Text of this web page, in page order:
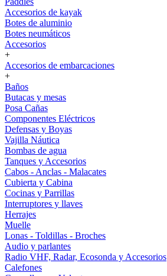
Accesorios de kayak
Botes de aluminio
Botes neumáticos
Accesorios
+
Accesorios de embarcaciones
+
Baños
Butacas y mesas
Posa Cañas
Componentes Eléctricos
Defensas y Boyas
Vajilla Náutica
Bombas de agua
Tanques y Accesorios
Cabos - Anclas - Malacates
Cubierta y Cabina
Cocinas y Parrillas
Interruptores y llaves
Herrajes
Muelle
Lonas - Toldillas - Broches
Audio y parlantes
Radio VHF, Radar, Ecosonda y Accesorios
Calefones